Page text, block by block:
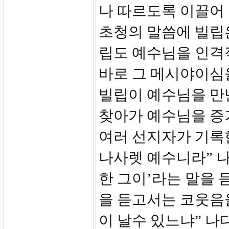
나 따르도록 이끌
초청의 말씀에 빌
립도 예수님을 인
바로 그 메시야이
빌립이 예수님을
찾아가 예수님을
여러 선지자가 기
나사렛 예수니라”
한 그이’라는 말을
을 듣고서는 코웃
이 날수 있느냐” 나